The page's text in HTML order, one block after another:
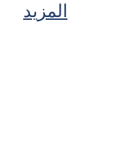
المزيد